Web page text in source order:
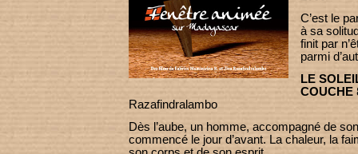
C’est le
à sa
finit par
parmi
LE
COUCHE
Razafindralambo
Dès l’aube, un homme, accompagné de
commencé le jour d’avant. La chaleur, la